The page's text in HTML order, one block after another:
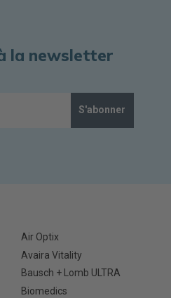
la newsletter
S'abonner
Air Optix
Avaira Vitality
Bausch + Lomb ULTRA
Biomedics